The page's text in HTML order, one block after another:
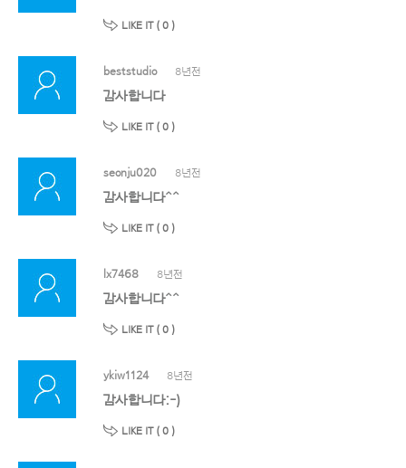
LIKE IT ( 0 )
beststudio 8년전
감사합니다
LIKE IT ( 0 )
seonju020 8년전
감사합니다^^
LIKE IT ( 0 )
lx7468 8년전
감사합니다^^
LIKE IT ( 0 )
ykiw1124 8년전
감사합니다:-)
LIKE IT ( 0 )